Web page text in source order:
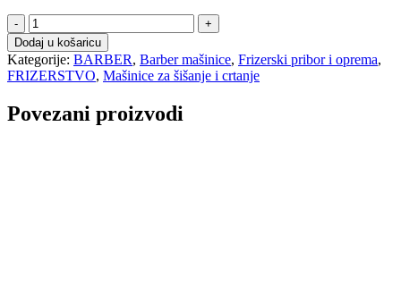
A
STYLECRAFT
SABER
2.0
mašinica
šišanje
Dodaj u košaricu
Kategorije: BARBER, Barber mašinice, Frizerski pribor i oprema,
FRIZERSTVO, Mašinice za šišanje i crtanje
Povezani proizvodi